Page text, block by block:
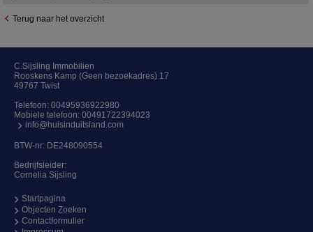
Terug naar het overzicht
C.Sijsling Immobilien
Rooskens Kamp (Geen bezoekadres) 17
49767 Twist
Telefoon: 00495936922980
Mobiele telefoon: 00491722394023
info@huisinduitsland.com
BTW-nr: DE248090554
Bedrijfsleider:
Cornelia Sijsling
Startpagina
Objecten Zoeken
Contactformulier